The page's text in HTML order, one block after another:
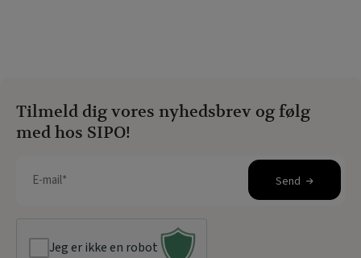
Tilmeld dig vores nyhedsbrev og følg
med hos SIPO!
mail
Jeg er ikke en robot
Send